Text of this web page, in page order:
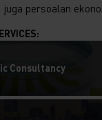
persoalan
Consultancy